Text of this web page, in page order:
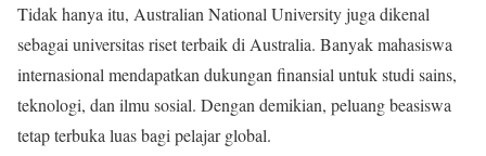
Tidak hanya itu, Australian National Universityjuga dikenal
sebagai universitas riset terbaik di Australia. Banyak mahasiswa
internasional mendapatkan dukungan finansial untuk studi sains,
teknologi, dan ilmu sosial. Dengan demikian, peluang beasiswa
tetap terbuka luas bagi pelajar global.